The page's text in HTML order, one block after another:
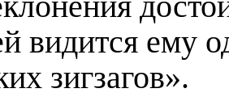
видится ему
зигзагов».